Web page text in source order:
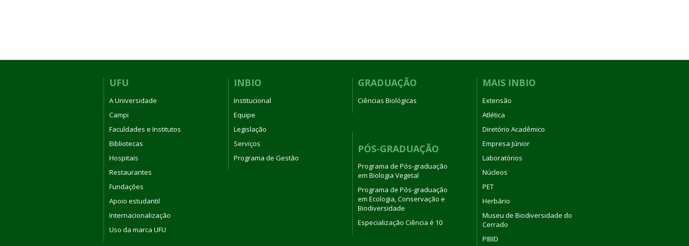
UFU
A Universidade
Campi
Faculdades e Institutos
Bibliotecas
Hospitais
Restaurantes
Fundações
Apoio estudantil
Internacionalização
Uso da marca UFU
INBIO
Institucional
Equipe
Legislação
Serviços
Programa de Gestão
GRADUAÇÃO
Ciências Biológicas
PÓS-GRADUAÇÃO
Programa de Pós-graduação
em Biologia Vegetal
Programa de Pós-graduação
em Ecologia, Conservação e
Biodiversidade
Especialização Ciência é 10
MAIS INBIO
Extensão
Atlética
Diretório Acadêmico
Empresa Júnior
Laboratórios
Núcleos
PET
Herbário
Museu de Biodiversidade do
Cerrado
PIBID